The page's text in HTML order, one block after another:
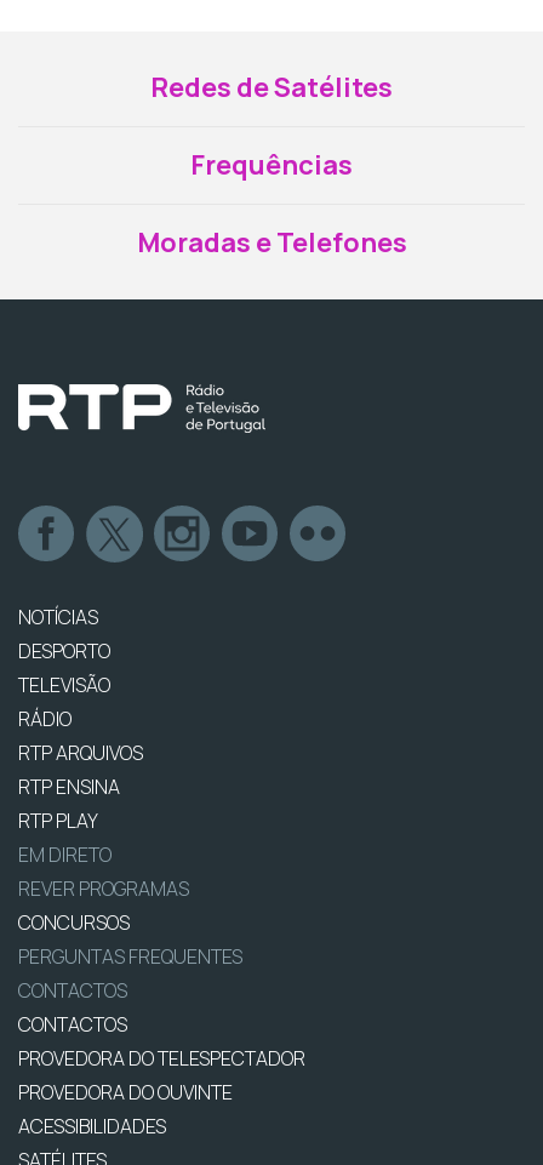
Redes de Satélites
Frequências
Moradas e Telefones
NOTÍCIAS
DESPORTO
TELEVISÃO
RÁDIO
RTP ARQUIVOS
RTP ENSINA
RTP PLAY
EM DIRETO
REVER PROGRAMAS
CONCURSOS
PERGUNTAS FREQUENTES
CONTACTOS
CONTACTOS
PROVEDORA DO TELESPECTADOR
PROVEDORA DO OUVINTE
ACESSIBILIDADES